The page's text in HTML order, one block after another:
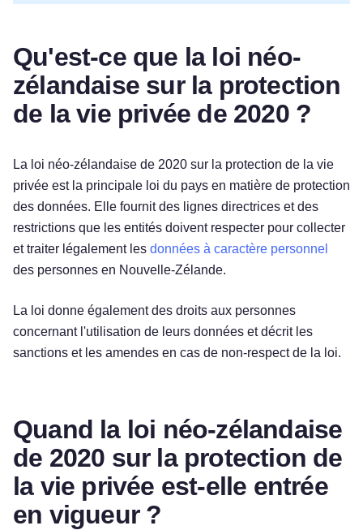
Qu'est-ce que la loi néo-
zélandaise sur la protection
de la vie privée de 2020 ?
La loi néo-zélandaise de 2020 sur la protection de la vie
privée est la principale loi du pays en matière de protection
des données. Elle fournit des lignes directrices et des
restrictions que les entités doivent respecter pour collecter
et traiter légalement les données à caractère personnel
des personnes en Nouvelle-Zélande.
La loi donne également des droits aux personnes
concernant l'utilisation de leurs données et décrit les
sanctions et les amendes en cas de non-respect de la loi.
Quand la loi néo-zélandaise
de 2020 sur la protection de
la vie privée est-elle entrée
en vigueur ?